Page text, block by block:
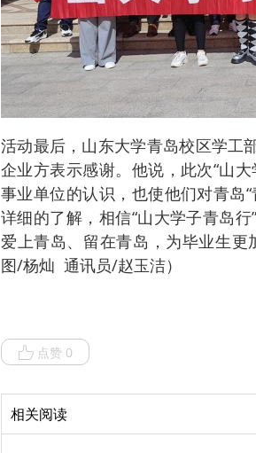
活动最后，山东大学青岛校区学工
企业方表示感谢。他说，此次“山
事业单位的认识，也使他们对青岛
详细的了解，相信“山大学子青岛
爱上青岛、留在青岛，为毕业生
图/杨灿 通讯员/赵玉洁）
点赞 0
相关阅读